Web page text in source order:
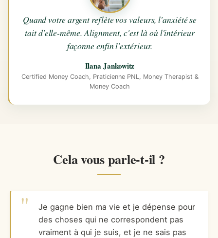
Quand votre argent reflète vos valeurs, l'anxiété se
tait d'elle-même. Alignment, c'est là où l'intérieur
façonne enfin l'extérieur.
Ilana Jankowitz
Certified Money Coach, Praticienne PNL, Money Therapist &
Money Coach
Cela vous parle-t-il ?
Je gagne bien ma vie et je dépense pour
des choses qui ne correspondent pas
vraiment à qui je suis, et je ne sais pas